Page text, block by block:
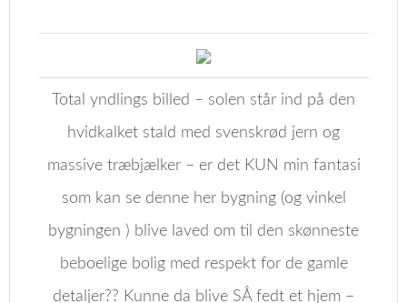
Total yndlings billed – solen står ind på den
hvidkalket stald med svenskrød jern og
massive træbjælker – er det KUN min fantasi
som kan se denne her bygning (og vinkel
bygningen ) blive laved om til den skønneste
beboelige bolig med respekt for de gamle
detaljer?? Kunne da blive SÅ fedt et hjem –